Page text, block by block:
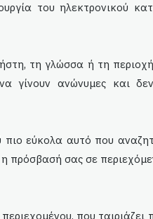
του ηλεκτρονικού
τη γλώσσα ή τη
γίνουν ανώνυμες και
εύκολα αυτό που
πρόσβασή σας σε
που ταιριάζει